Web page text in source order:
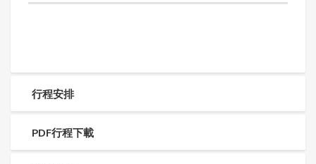
行程安排
PDF行程下載